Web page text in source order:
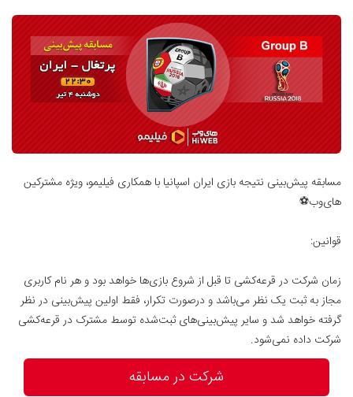
مسابقه پیش‌بینی نتیجه بازی ایران اسپانیا با همکاری فیلیمو، ویژه مشترکین
های‌وب⚽
قوانین:
زمان شرکت در قرعه‌کشی تا قبل از شروع بازی‌ها خواهد بود و هر نام کاربری
مجاز به ثبت یک نظر می‌باشد و درصورت تکرار، فقط اولین پیش‌بینی در نظر
گرفته خواهد شد و سایر پیش‌بینی‌های ثبت‌شده توسط مشترک در قرعه‌کشی
شرکت داده نمی‌شود.
شرکت در مسابقه